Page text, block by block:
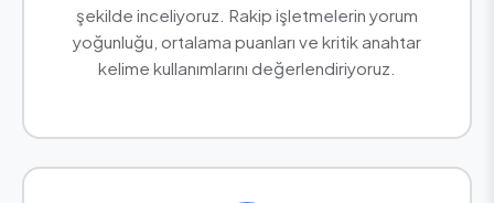
şekilde inceliyoruz. Rakip işletmelerin yorum
yoğunluğu, ortalama puanları ve kritik anahtar
kelime kullanımlarını değerlendiriyoruz.